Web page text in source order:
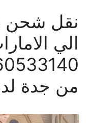
نقل
الي
من جدة